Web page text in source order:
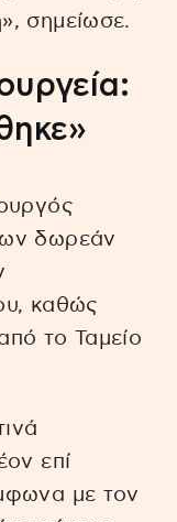
σημείωσε.
δωρεάν
καθώς
το Ταμείο
επί
με τον